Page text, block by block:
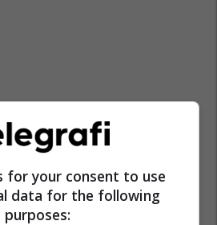
for your consent to use
data for the following
purposes: